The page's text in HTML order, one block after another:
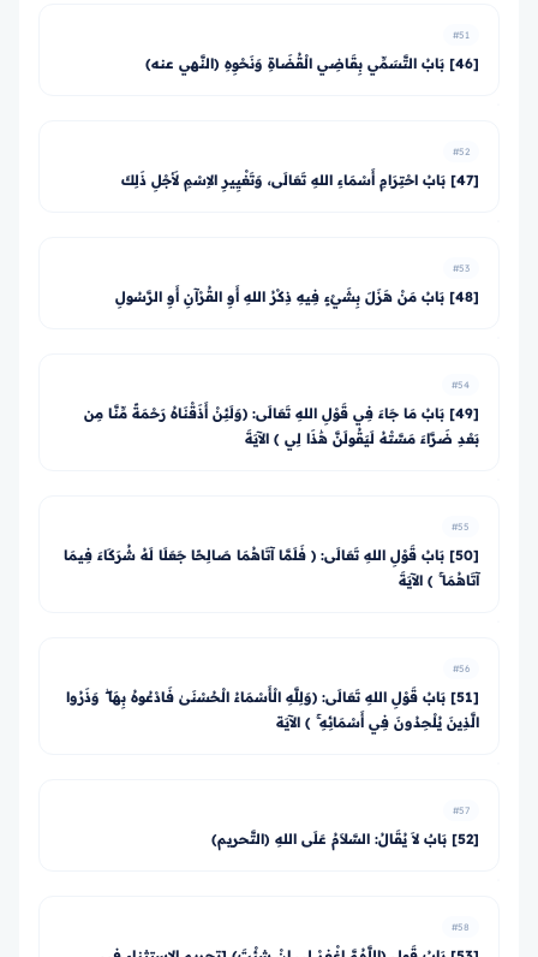
#51
[46] بَابُ التَّسَمِّي بِقَاضِي الْقُضَاةِ وَنَحْوِهِ (النَّهي عنه)
#52
[47] بَابُ احْتِرَامِ أَسْمَاءِ اللهِ تَعَالَى، وَتَغْيِيرِ الاِسْمِ لأَجْلِ ذَلِكَ
#53
[48] بَابُ مَنْ هَزَلَ بِشَيْءٍ فِيهِ ذِكْرُ اللهِ أَوِ القُرْآنِ أَوِ الرَّسُولِ
#54
[49] بَابُ مَا جَاءَ فِي قَوْلِ اللهِ تَعَالَى: ﴿وَلَئِنْ أَذَقْنَاهُ رَحْمَةً مِّنَّا مِن
بَعْدِ ضَرَّاءَ مَسَّتْهُ لَيَقُولَنَّ هَٰذَا لِي ﴾ الآيَةَ
#55
[50] بَابُ قَوْلِ اللهِ تَعَالَى: ﴿ فَلَمَّا آتَاهُمَا صَالِحًا جَعَلَا لَهُ شُرَكَاءَ فِيمَا
آتَاهُمَا ۚ ﴾ الآيَةَ
#56
[51] بَابُ قَوْلِ اللهِ تَعَالَى: ﴿وَلِلَّهِ الْأَسْمَاءُ الْحُسْنَىٰ فَادْعُوهُ بِهَا ۖ وَذَرُوا
الَّذِينَ يُلْحِدُونَ فِي أَسْمَائِهِ ۚ ﴾ الآيَة
#57
[52] بَابٌ لاَ يُقَالُ: السَّلاَمُ عَلَى اللهِ (التَّحريم)
#58